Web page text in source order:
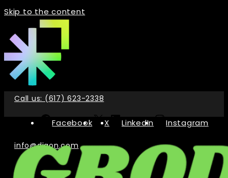
Skip to the content
Call us: (617) 623-2338
Facebook X LinkedIn Instagram
info@digon.com